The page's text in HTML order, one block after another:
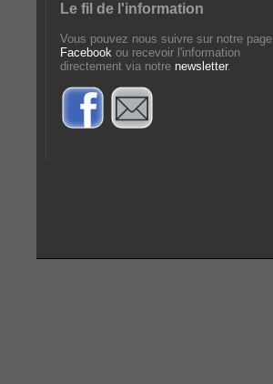
Le fil de l'information
Vous pouvez nous suivre sur notre page
Facebook ou recevoir l'information
directement via notre newsletter.